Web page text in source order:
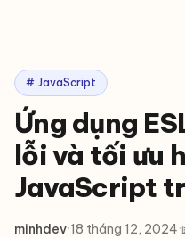
# JavaScript
Ứng dụng
lỗi và tối ưu
JavaScript
minhdev·18 tháng 12, 2024·